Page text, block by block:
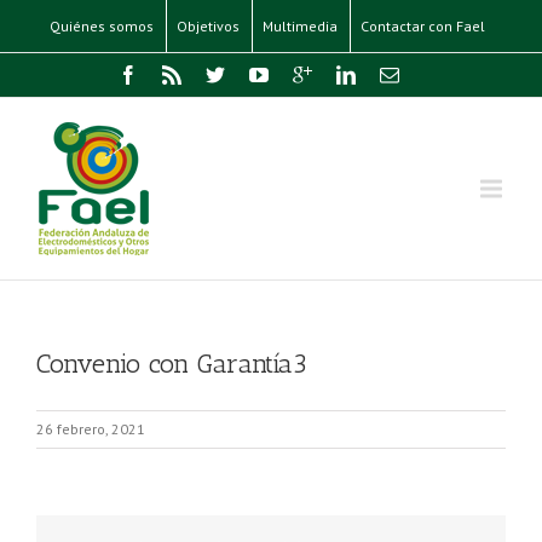
Quiénes somos Objetivos Multimedia Contactar con Fael
Convenio con Garantía3
26 febrero, 2021